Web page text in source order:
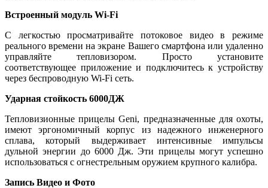
Встроенный модуль Wi-Fi
С легкостью просматривайте потоковое видео в режиме
реального времени на экране Вашего смартфона или удаленно
управляйте тепловизором. Просто установите
соответствующее приложение и подключитесь к устройству
через беспроводную Wi-Fi сеть.
Ударная стойкость 6000ДЖ
Тепловизионные прицелы Geni, предназначенные для охоты,
имеют эргономичный корпус из надежного инженерного
сплава, который выдерживает интенсивные импульсы
дульной энергии до 6000 Дж. Эти прицелы могут успешно
использоваться с огнестрельным оружием крупного калибра.
Запись Видео и Фото